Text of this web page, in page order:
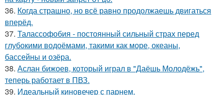
36. Когда страшно, но всё равно продолжаешь двигаться
вперёд.
37. Талассофобия - постоянный сильный страх перед
глубокими водоёмами, такими как море, океаны,
бассейны и озёра.
38. Аслан бижоев, который играл в "Даёшь Молодёжь",
теперь работает в ПВЗ.
39. Идеальный киновечер с парнем.